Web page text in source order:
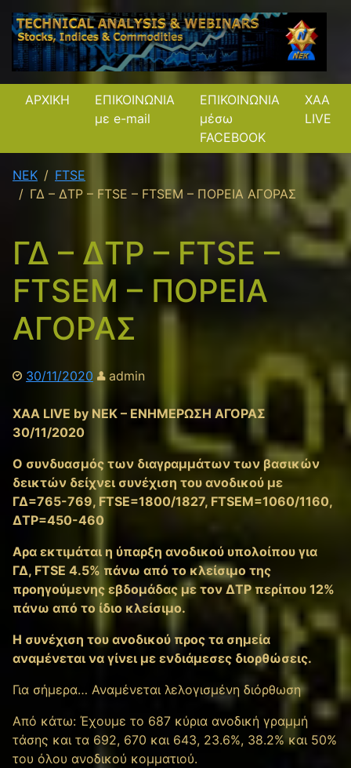
ΑΡΧΙΚΗ
ΕΠΙΚΟΙΝΩΝΙΑ
με e-mail
ΕΠΙΚΟΙΝΩΝΙΑ
μέσω
FACEBOOK
XAA
LIVE
NEK
FTSE
ΓΔ – ΔΤΡ – FTSE – FTSEM – ΠΟΡΕΙΑ ΑΓΟΡΑΣ
ΓΔ – ΔΤΡ – FTSE –
FTSEM – ΠΟΡΕΙΑ
ΑΓΟΡΑΣ
30/11/2020 admin
XAA LIVE by NEK – ΕΝΗΜΕΡΩΣΗ ΑΓΟΡΑΣ
30/11/2020
Ο συνδυασμός των διαγραμμάτων των βασικών
δεικτών δείχνει συνέχιση του ανοδικού με
ΓΔ=765-769, FTSE=1800/1827, FTSEM=1060/1160,
ΔΤΡ=450-460
Αρα εκτιμάται η ύπαρξη ανοδικού υπολοίπου για
ΓΔ, FTSE 4.5% πάνω από το κλείσιμο της
προηγούμενης εβδομάδας με τον ΔΤΡ περίπου 12%
πάνω από το ίδιο κλείσιμο.
Η συνέχιση του ανοδικού προς τα σημεία
αναμένεται να γίνει με ενδιάμεσες διορθώσεις.
Για σήμερα… Αναμένεται λελογισμένη διόρθωση
Από κάτω: Έχουμε το 687 κύρια ανοδική γραμμή
τάσης και τα 692, 670 και 643, 23.6%, 38.2% και 50%
του όλου ανοδικού κομματιού.